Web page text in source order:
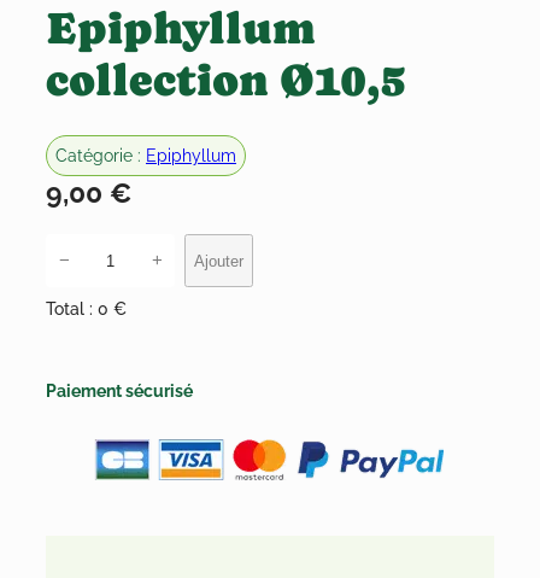
Epiphyllum
collection Ø10,5
Catégorie : Epiphyllum
9,00 €
a
− + Ajouter
Total : 0 €
Paiement sécurisé